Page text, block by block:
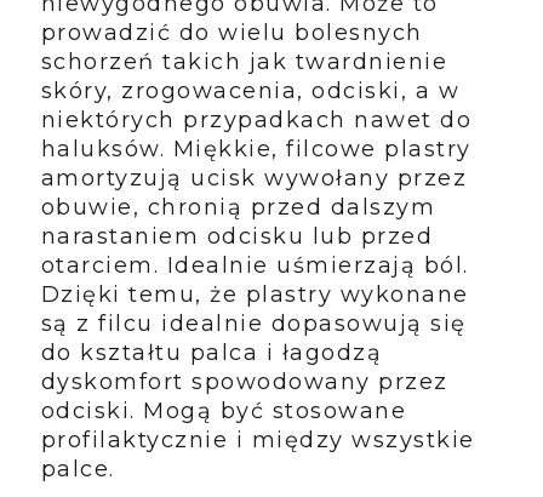
prowadzić do wielu bolesnych
schorzeń takich jak twardnienie
skóry, zrogowacenia, odciski, a w
niektórych przypadkach nawet do
haluksów. Miękkie, filcowe plastry
amortyzują ucisk wywołany przez
obuwie, chronią przed dalszym
narastaniem odcisku lub przed
otarciem. Idealnie uśmierzają ból.
Dzięki temu, że plastry wykonane
są z filcu idealnie dopasowują się
do kształtu palca i łagodzą
dyskomfort spowodowany przez
odciski. Mogą być stosowane
profilaktycznie i między wszystkie
palce.